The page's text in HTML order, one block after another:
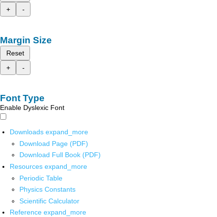
+
-
Margin Size
Reset
+
-
Font Type
Enable Dyslexic Font
Downloads expand_more
Download Page (PDF)
Download Full Book (PDF)
Resources expand_more
Periodic Table
Physics Constants
Scientific Calculator
Reference expand_more